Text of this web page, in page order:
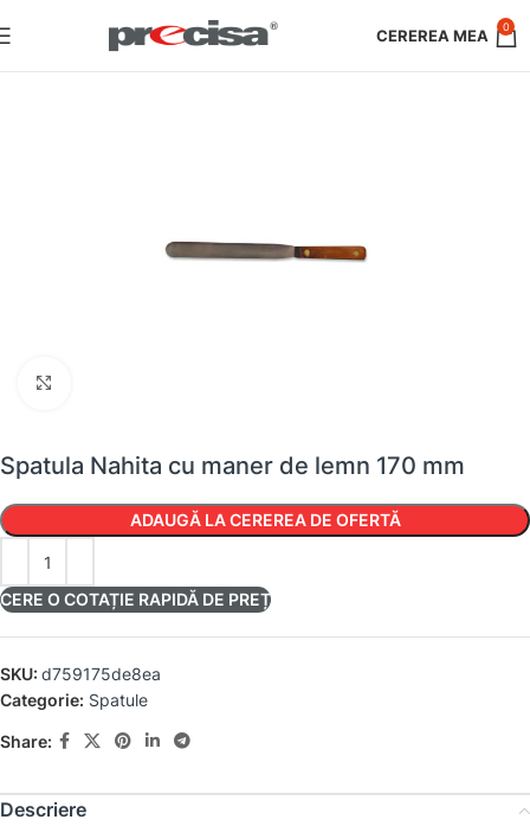
0
Spatula Nahita cu maner de lemn 170 mm
ADAUGĂ LA CEREREA DE OFERTĂ
CERE O COTAȚIE RAPIDĂ DE PREȚ
SKU: d759175de8ea
Categorie: Spatule
Share:
Descriere